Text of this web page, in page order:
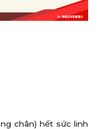
chân) hết sức linh